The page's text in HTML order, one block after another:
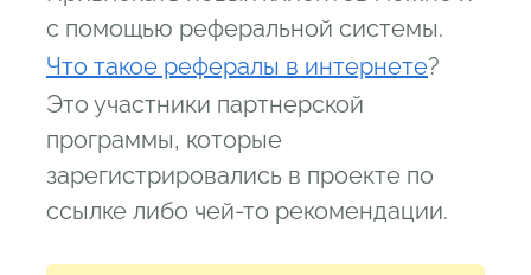
с помощью реферальной системы.
Что такое рефералы в интернете?
Это участники партнерской
программы, которые
зарегистрировались в проекте по
ссылке либо чей-то рекомендации.